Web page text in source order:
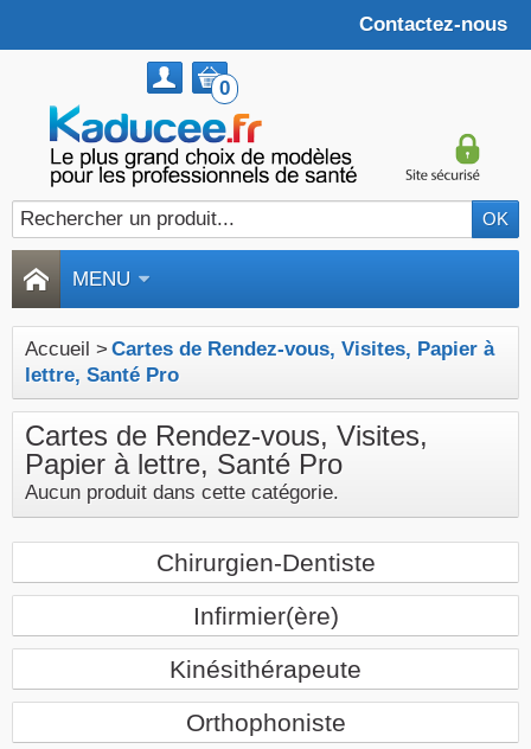
Contactez-nous
0
MENU
Accueil > Cartes de Rendez-vous, Visites, Papier à
lettre, Santé Pro
Cartes de Rendez-vous, Visites,
Papier à lettre, Santé Pro
Aucun produit dans cette catégorie.
Chirurgien-Dentiste
Infirmier(ère)
Kinésithérapeute
Orthophoniste